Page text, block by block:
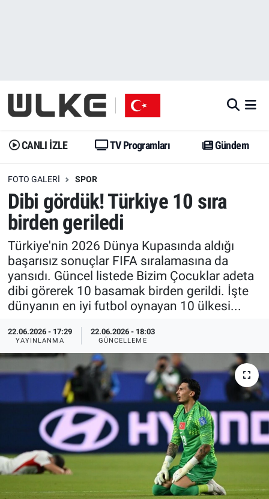
CANLI İZLE TV Programları Gündem
FOTO GALERI SPOR
Dibi gördük! Türkiye 10 sıra
birden geriledi
Türkiye'nin 2026 Dünya Kupasında aldığı
başarısız sonuçlar FIFA sıralamasına da
yansıdı. Güncel listede Bizim Çocuklar adeta
dibi görerek 10 basamak birden gerildi. İşte
dünyanın en iyi futbol oynayan 10 ülkesi...
22.06.2026 - 17:29
YAYINLANMA
22.06.2026 - 18:03
GÜNCELLEME
Gündem
Dünya
Erişim Bilgileri
Ekonomi
Trend
Özel Haberler
Gündem
Trend
Erişim Bilgileri
Spor
Ekonomi
Dünya
Özel Haberler
Erişim Bilgileri
Sağlık
Teknoloji
İstanbul Namaz Vakitleri
Trafik Durumu
Erişim Bilgileri
Tüm Manşetler
Son Dakika Haberleri
Haber Arşivi